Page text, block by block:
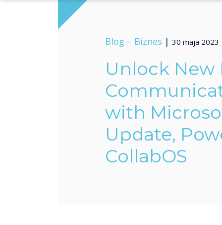
Blog – Biznes | 30 maja 2023
Unlock
with
Update,
CollabOS